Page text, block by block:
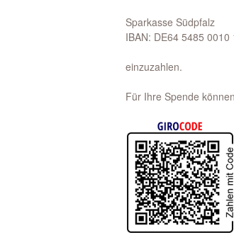
Sparkasse Südpfalz
IBAN: DE64 5485
einzuzahlen.
Für Ihre Spende